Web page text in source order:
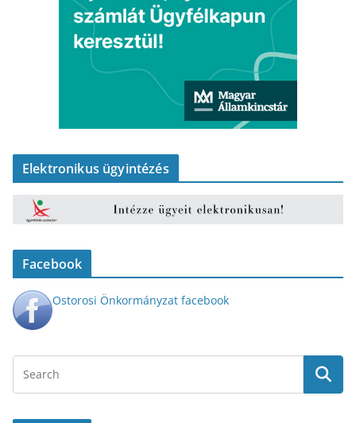
Elektronikus ügyintézés
Facebook
Ostorosi Önkormányzat facebook